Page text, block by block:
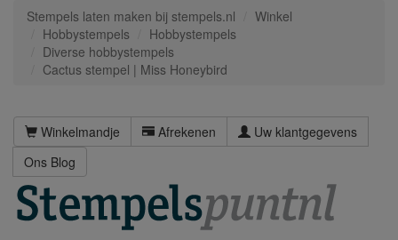
Stempels laten maken bij stempels.nl
Winkel
Hobbystempels
Hobbystempels
Diverse hobbystempels
Cactus stempel | Miss Honeybird
Winkelmandje Afrekenen
Uw klantgegevens
Ons Blog